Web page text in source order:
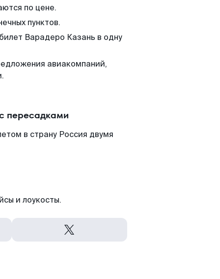
по цене.
пунктов.
Варадеро Казань в одну
авиакомпаний,
пересадками
в страну Россия двумя
и лоукосты.